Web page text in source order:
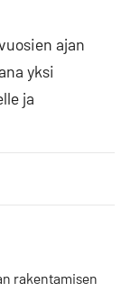
ajan
yksi
ja
rakentamisen